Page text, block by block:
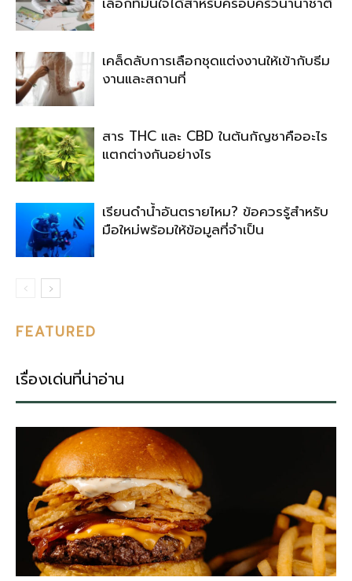
เคล็ดลับการเลือกชุดแต่งงานให้เข้ากับธีม
งานและสถานที่
สาร THC และ CBD ในต้นกัญชาคืออะไร
แตกต่างกันอย่างไร
เรียนดำน้ำอันตรายไหม? ข้อควรรู้สำหรับ
มือใหม่พร้อมให้ข้อมูลที่จำเป็น
FEATURED
เรื่องเด่นที่น่าอ่าน